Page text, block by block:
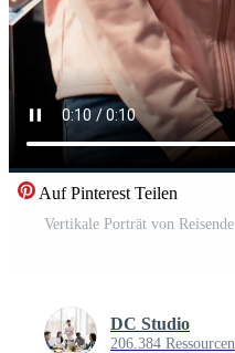
Auf Pinterest Teilen
DC Studio
206.384 Ressourcen